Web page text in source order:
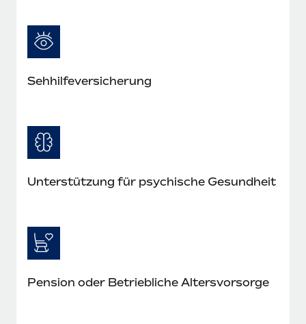
Sehhilfe­versicherung
Unterstützung für psychische Gesundheit
Pension oder Betriebliche Altersvorsorge